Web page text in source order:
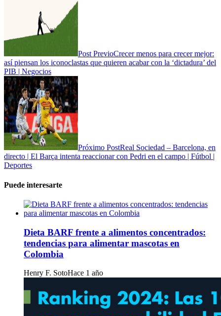
Post PrevioCrecer menos para crecer mejor:
así piensan los iconoclastas que quieren acabar con la ‘dictadura’ del
PIB | Negocios
Próximo PostReal Sociedad – Barcelona, en
directo | El Barça intenta reaccionar con Pedri en el campo | Fútbol |
Deportes
Puede interesarte
Dieta BARF frente a alimentos concentrados:
tendencias para alimentar mascotas en
Colombia
Henry F. SotoHace 1 año